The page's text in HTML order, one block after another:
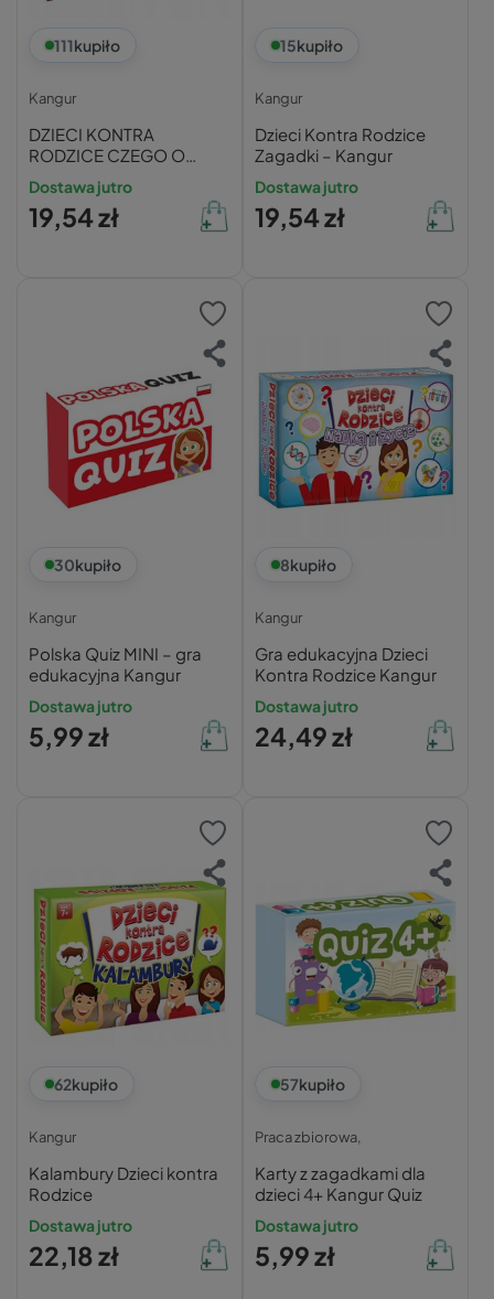
111kupiło
Kangur
DZIECI KONTRA
RODZICE CZEGO O
SOBIE NIE WIECIE
Dostawa jutro
19,54 zł
15kupiło
Kangur
Dzieci Kontra Rodzice
Zagadki – Kangur
Dostawa jutro
19,54 zł
30kupiło
Kangur
Polska Quiz MINI – gra
edukacyjna Kangur
Dostawa jutro
5,99 zł
8kupiło
Kangur
Gra edukacyjna Dzieci
Kontra Rodzice Kangur
Dostawa jutro
24,49 zł
62kupiło
Kangur
Kalambury Dzieci kontra
Rodzice
Dostawa jutro
22,18 zł
57kupiło
Praca zbiorowa,
Karty z zagadkami dla
dzieci 4+ Kangur Quiz
Dostawa jutro
5,99 zł